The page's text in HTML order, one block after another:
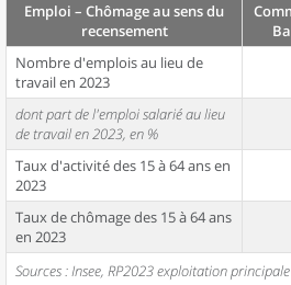
Emploi – Chômage au sens du
recensement
Nombre d'emplois au lieu de
travail en 2023
dont part de l'emploi salarié au lieu
de travail en 2023, en %
Taux d'activité des 15 à 64 ans en
2023
Taux de chômage des 15 à 64 ans
en 2023
Sources : Insee, RP2023 exploitation